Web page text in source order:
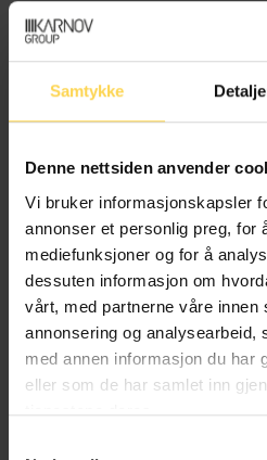
Samtykke
Denne nettsiden anvender
Vi bruker informasjonskapsler
annonser et personlig preg, for
mediefunksjoner og for å
dessuten informasjon om
vårt, med partnerne våre innen
annonsering og analysearbeid,
med annen informasjon du har
eller som de har samlet inn
tjenestene deres.
det praktiske og det
ansvar, samt hvordan
velferdsområder. For videre
arbeider trekkes frem
boligsosialt (sam-)arbeid
tverrsektorielt
Jahnsen, Synnøve
kjønnsnøytral
som blindsoner for
mot bostedsløshet».
2023 s. 103–114.
kjønn og vold
boligpolitikken.)